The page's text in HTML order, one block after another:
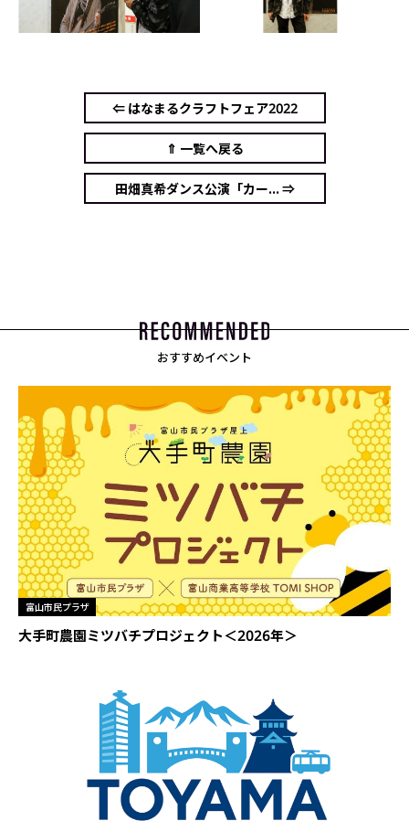
⇐ はなまるクラフトフェア2022
⇑ 一覧へ戻る
田畑真希ダンス公演「カー... ⇒
おすすめイベント
富山市民プラザ
大手町農園ミツバチプロジェクト＜2026年＞